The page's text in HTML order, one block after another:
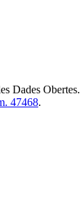
Dades Obertes.
47468.